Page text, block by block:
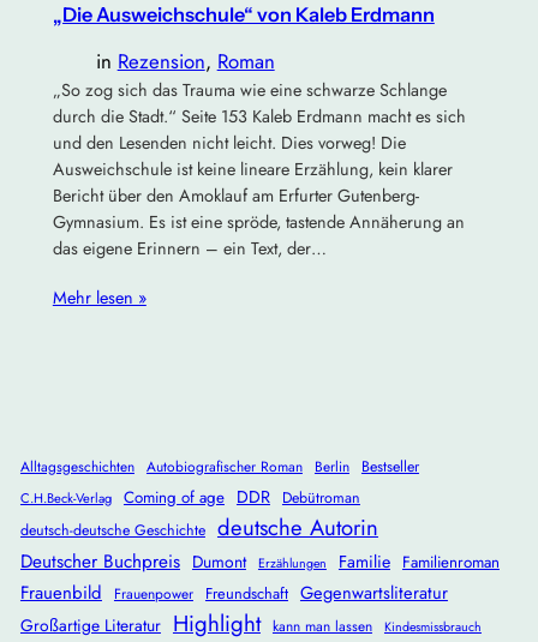
„Die Ausweichschule“ von Kaleb Erdmann
in Rezension, Roman
„So zog sich das Trauma wie eine schwarze Schlange
durch die Stadt.“ Seite 153 Kaleb Erdmann macht es sich
und den Lesenden nicht leicht. Dies vorweg! Die
Ausweichschule ist keine lineare Erzählung, kein klarer
Bericht über den Amoklauf am Erfurter Gutenberg-
Gymnasium. Es ist eine spröde, tastende Annäherung an
das eigene Erinnern – ein Text, der…
Mehr lesen »
Alltagsgeschichten Autobiografischer Roman Berlin Bestseller
C.H.Beck-Verlag Coming of age DDR
Debütroman
deutsch-deutsche Geschichte deutsche Autorin
Deutscher Buchpreis Dumont Erzählungen Familie Familienroman
Frauenbild Frauenpower Freundschaft Gegenwartsliteratur
Großartige Literatur Highlight kann man lassen Kindesmissbrauch